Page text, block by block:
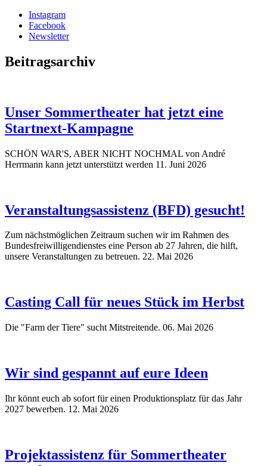
Instagram
Facebook
Newsletter
Beitragsarchiv
Unser Sommertheater hat jetzt eine
Startnext-Kampagne
SCHÖN WAR'S, ABER NICHT NOCHMAL von André
Herrmann kann jetzt unterstützt werden 11. Juni 2026
Veranstaltungsassistenz (BFD) gesucht!
Zum nächstmöglichen Zeitraum suchen wir im Rahmen des
Bundesfreiwilligendienstes eine Person ab 27 Jahren, die hilft,
unsere Veranstaltungen zu betreuen. 22. Mai 2026
Casting Call für neues Stück im Herbst
Die "Farm der Tiere" sucht Mitstreitende. 06. Mai 2026
Wir sind gespannt auf eure Ideen
Ihr könnt euch ab sofort für einen Produktionsplatz für das Jahr
2027 bewerben. 12. Mai 2026
Projektassistenz für Sommertheater